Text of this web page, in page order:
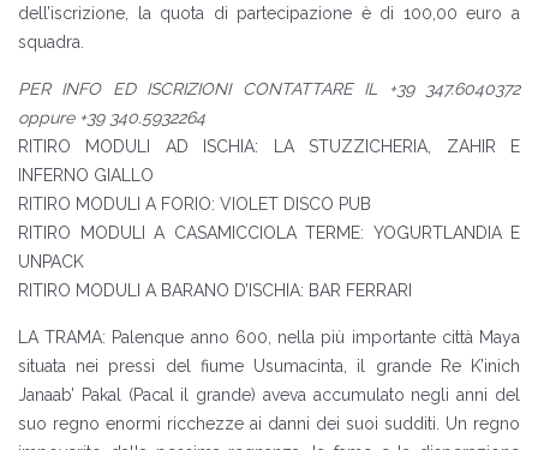
dell’iscrizione, la quota di partecipazione è di 100,00 euro a
squadra.
PER INFO ED ISCRIZIONI CONTATTARE IL +39 347.6040372
oppure +39 340.5932264
RITIRO MODULI AD ISCHIA: LA STUZZICHERIA, ZAHIR E
INFERNO GIALLO
RITIRO MODULI A FORIO: VIOLET DISCO PUB
RITIRO MODULI A CASAMICCIOLA TERME: YOGURTLANDIA E
UNPACK
RITIRO MODULI A BARANO D’ISCHIA: BAR FERRARI
LA TRAMA: Palenque anno 600, nella più importante città Maya
situata nei pressi del fiume Usumacinta, il grande Re K’inich
Janaab’ Pakal (Pacal il grande) aveva accumulato negli anni del
suo regno enormi ricchezze ai danni dei suoi sudditi. Un regno